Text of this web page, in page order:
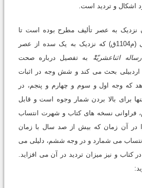
نزدیک به عصر تألیف مطرح بوده است تا
جایی که شیخ حرّ عاملی (م1104ق) که نزدیک به یک سده از عصر
رساله اثناعشریّهْْ
به تفصیل درباره صحت
اردبیلی بحث می کند و شش وجه در اثبات
که وجه اول و سوم و چهارم و پنجم، در
برای بالا بردن شمار وجوه است و قابل
فراوانی نسخه های کتاب و شهرت انتساب
در آن زمان که بیش از صد سال با زمان
انتساب می شمارد و در وجه ششم، دلیلی می
کتاب و نیز میزان تردید در آن می افزاید.